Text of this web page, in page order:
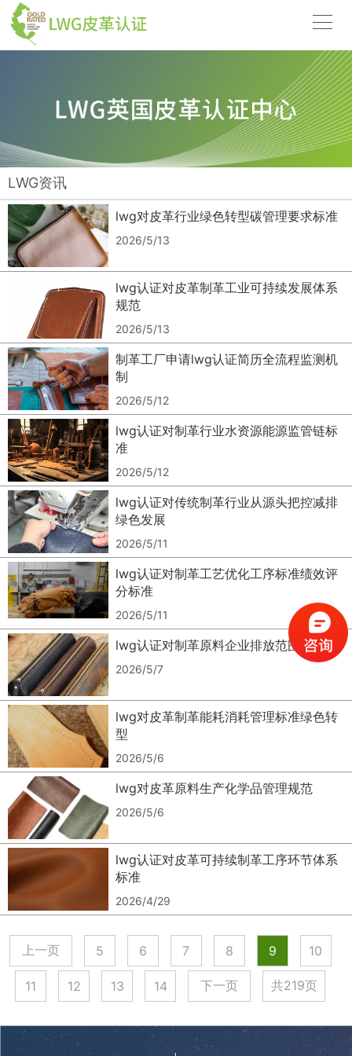
LWG资讯
lwg对皮革行业绿色转型碳管理要求标准
2026/5/13
lwg认证对皮革制革工业可持续发展体系
规范
2026/5/13
制革工厂申请lwg认证简历全流程监测机
制
2026/5/12
lwg认证对制革行业水资源能源监管链标
准
2026/5/12
lwg认证对传统制革行业从源头把控减排
绿色发展
2026/5/11
lwg认证对制革工艺优化工序标准绩效评
分标准
2026/5/11
lwg认证对制革原料企业排放范围标准
2026/5/7
lwg对皮革制革能耗消耗管理标准绿色转
型
2026/5/6
lwg对皮革原料生产化学品管理规范
2026/5/6
lwg认证对皮革可持续制革工序环节体系
标准
2026/4/29
上一页 5 6 7 8 9 10
11 12 13 14 下一页 共219页
0
1
0
1
2
4
5
6
7
0
2
3
6
7
8
1
2